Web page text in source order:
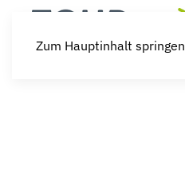
Zum Hauptinhalt springen